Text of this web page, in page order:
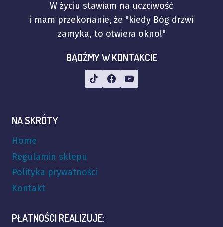
W życiu stawiam na uczciwość
i mam przekonanie, że "kiedy Bóg drzwi
zamyka, to otwiera okno!"
BĄDŹMY W KONTAKCIE
NA SKRÓTY
Home
Regulamin sklepu
Polityka prywatności
Kontakt
PŁATNOŚCI REALIZUJE: